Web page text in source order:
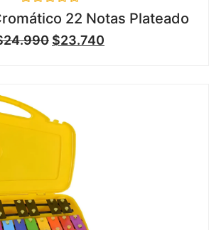
Valorado
en
0
de
22 Notas Plateado
24.990 $23.740